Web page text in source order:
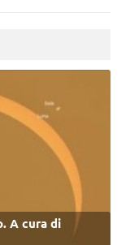
A cura di